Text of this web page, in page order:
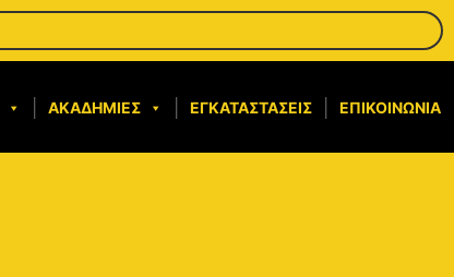
ΑΚΑΔΗΜΊΕΣ ΕΓΚΑΤΑΣΤΆΣΕΙΣ ΕΠΙΚΟΙΝΩΝΊΑ